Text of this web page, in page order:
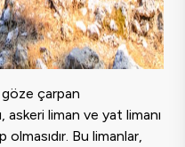
çarpan
liman ve yat limanı
Bu limanlar,